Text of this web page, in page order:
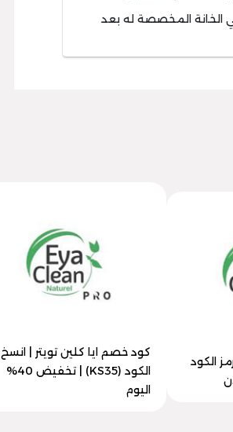
المخصصة له بعد
الكود
كود خصم ايا كلين تويتر | انسخ
الكود (KS35) | تخفيض 40%
اليوم